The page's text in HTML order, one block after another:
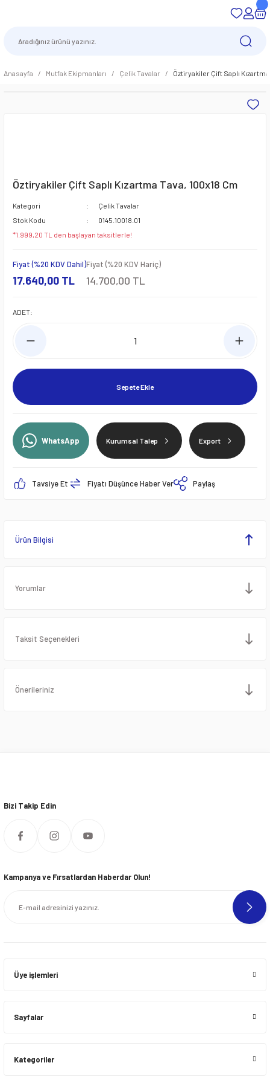
Anasayfa Mutfak Ekipmanları Çelik Tavalar Öztiryakiler Çift Saplı
Öztiryakiler Çift Saplı Kızartma Tava, 100x18 Cm
Kategori
Çelik Tavalar
Stok Kodu
0145.10018.01
*1.999,20 TL den başlayan taksitlerle!
Fiyat (%20 KDV Dahil)
17.640,00 TL
Fiyat (%20 KDV Hariç)
14.700,00 TL
ADET:
Sepete Ekle
WhatsApp Kurumsal Talep Export
Tavsiye Et Fiyatı Düşünce Haber Ver Paylaş
Ürün Bilgisi
Yorumlar
Taksit Seçenekleri
Önerileriniz
Bizi Takip Edin
Kampanya ve Fırsatlardan Haberdar Olun!
Üye işlemleri
Sayfalar
Kategoriler